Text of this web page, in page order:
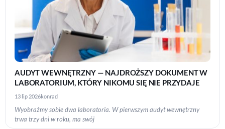
AUDYT WEWNĘTRZNY — NAJDROŻSZY DOKUMENT W
LABORATORIUM, KTÓRY NIKOMU SIĘ NIE PRZYDAJE
13 lip 2026konrad
Wyobraźmy sobie dwa laboratoria. W pierwszym audyt wewnętrzny
trwa trzy dni w roku, ma swój